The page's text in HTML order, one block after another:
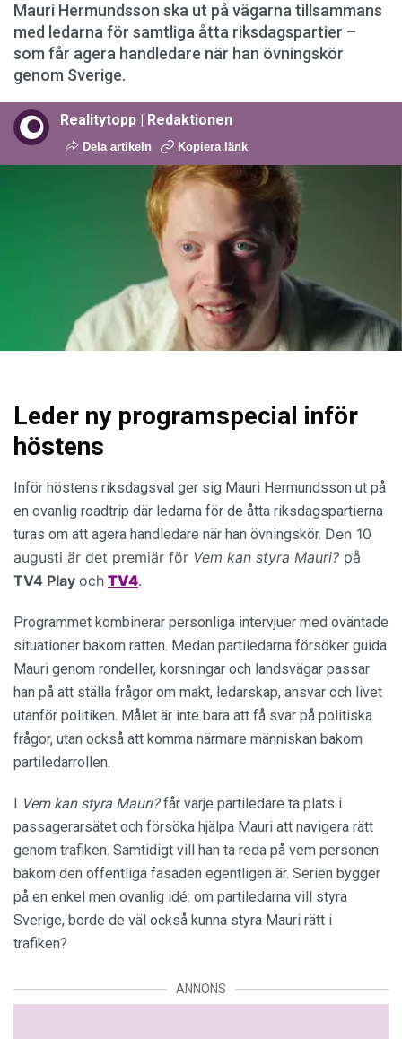
Mauri Hermundsson ska ut på vägarna tillsammans
med ledarna för samtliga åtta riksdagspartier –
som får agera handledare när han övningskör
genom Sverige.
Realitytopp | Redaktionen
Dela artikeln Kopiera länk
Leder ny programspecial inför
höstens
Inför höstens riksdagsval ger sig Mauri Hermundsson ut på
en ovanlig roadtrip där ledarna för de åtta riksdagspartierna
turas om att agera handledare när han övningskör. Den 10
augusti är det premiär för Vem kan styra Mauri? på
TV4 Play och TV4.
Programmet kombinerar personliga intervjuer med oväntade
situationer bakom ratten. Medan partiledarna försöker guida
Mauri genom rondeller, korsningar och landsvägar passar
han på att ställa frågor om makt, ledarskap, ansvar och livet
utanför politiken. Målet är inte bara att få svar på politiska
frågor, utan också att komma närmare människan bakom
partiledarrollen.
Vem kan styra Mauri?får varje partiledare ta plats i
passagerarsätet och försöka hjälpa Mauri att navigera rätt
genom trafiken. Samtidigt vill han ta reda på vem personen
bakom den offentliga fasaden egentligen är. Serien bygger
på en enkel men ovanlig idé: om partiledarna vill styra
Sverige, borde de väl också kunna styra Mauri rätt i
trafiken?
ANNONS